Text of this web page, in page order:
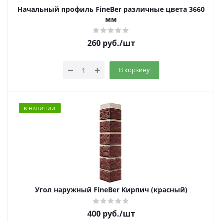
Начальный профиль FineBer различные цвета 3660
мм
260руб./шт
В корзину
В НАЛИЧИИ
Угол наружный FineBer Кирпич (красный)
400руб./шт